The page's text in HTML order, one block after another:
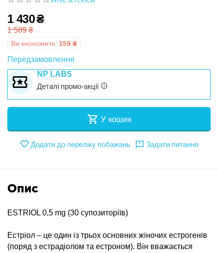
1 430₴
1 589 ₴
Ви економите: 159 ₴
Передзамовлення
NP LABS
Деталі промо-акції
У кошик
Додати до переліку побажань Задати питання
Опис
ESTRIOL 0,5 mg (30 супозиторіїв)
Естріол – це один із трьох основних жіночих естрогенів
(поряд з естрадіолом та естроном). Він вважається